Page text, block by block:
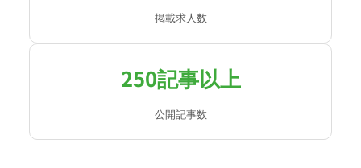
掲載求人数
250記事以上
公開記事数